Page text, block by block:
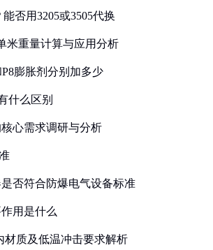
否用3205或3505代换
米重量计算与应用分析
膨胀剂分别加多少
什么区别
心需求调研与分析
否符合防爆电气设备标准
用是什么
材质及低温冲击要求解析